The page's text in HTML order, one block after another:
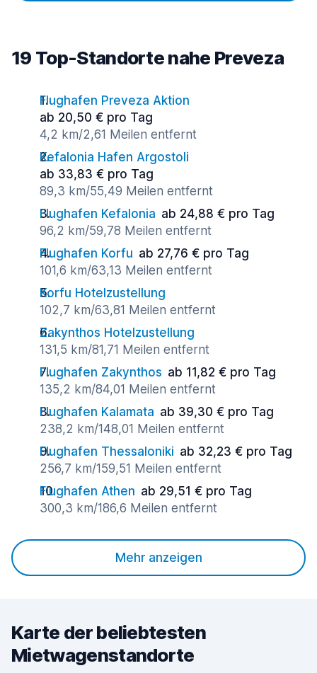
19 Top-Standorte nahe Preveza
Flughafen Preveza Aktion
ab 20,50 € pro Tag
4,2 km/2,61 Meilen entfernt
Kefalonia Hafen Argostoli
ab 33,83 € pro Tag
89,3 km/55,49 Meilen entfernt
Flughafen Kefalonia ab 24,88 € pro Tag
96,2 km/59,78 Meilen entfernt
Flughafen Korfu ab 27,76 € pro Tag
101,6 km/63,13 Meilen entfernt
Korfu Hotelzustellung
102,7 km/63,81 Meilen entfernt
Zakynthos Hotelzustellung
131,5 km/81,71 Meilen entfernt
Flughafen Zakynthos ab 11,82 € pro Tag
135,2 km/84,01 Meilen entfernt
Flughafen Kalamata ab 39,30 € pro Tag
238,2 km/148,01 Meilen entfernt
Flughafen Thessaloniki ab 32,23 € pro Tag
256,7 km/159,51 Meilen entfernt
Flughafen Athen ab 29,51 € pro Tag
300,3 km/186,6 Meilen entfernt
Mehr anzeigen
Karte der beliebtesten
Mietwagenstandorte